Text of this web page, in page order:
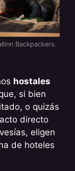
Backpackers.
hostales
si bien
o quizás
directo
eligen
de hoteles